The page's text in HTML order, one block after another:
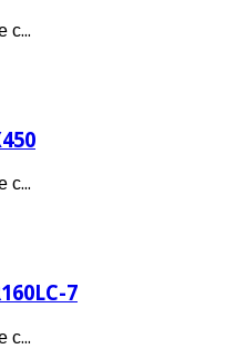
с...
с...
7
с...